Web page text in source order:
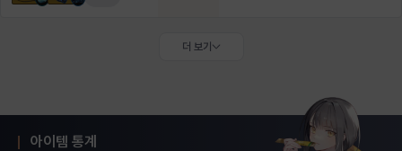
더 보기
아이템 통계